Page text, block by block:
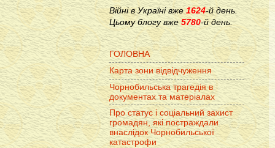
Війні в Україні вже1624-й день.
Цьому блогу вже 5780-й день.
ГОЛОВНА
Карта зони відвідчуження
Чорнобильська трагедія в
документах та матеріалах
Про статус і соціальний захист
громадян, які постраждали
внаслідок Чорнобильської
катастрофи